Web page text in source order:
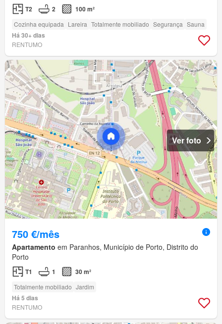
T2 2 100 m²
Cozinha equipada Lareira Totalmente mobiliado Segurança Sauna
Há 30+ dias
RENTUMO
Ver foto
750 €/mês
Apartamento em Paranhos, Município de Porto, Distrito do
Porto
T1 1 30 m²
Totalmente mobiliado Jardim
Há 5 dias
RENTUMO